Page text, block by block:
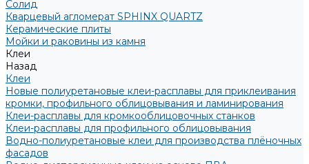
Солид
Кварцевый агломерат SPHINX QUARTZ
Керамические плиты
Мойки и раковины из камня
Клеи
Назад
Клеи
Новые полиуретановые клеи-расплавы для приклеивания
кромки, профильного облицовывания и ламинирования
Клеи-расплавы для кромкооблицовочных станков
Клеи-расплавы для профильного облицовывания
Водно-полиуретановые клеи для производства плёночных
фасадов